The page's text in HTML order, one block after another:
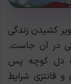
کشیدن زندگی
در آن جاست.
به دل کوچه پس
فانتزی شرایط